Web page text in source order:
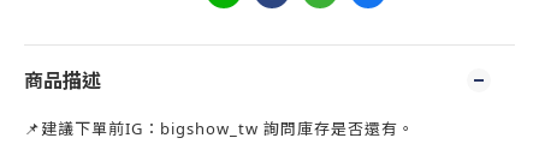
商品描述
📌建議下單前IG：bigshow_tw 詢問庫存是否還有。